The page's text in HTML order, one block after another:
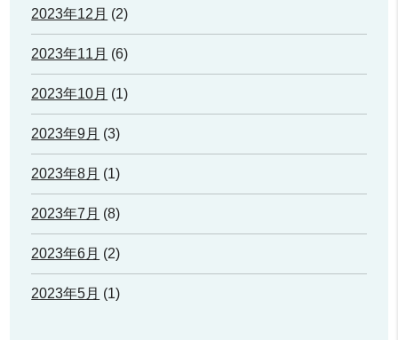
2023年12月 (2)
2023年11月 (6)
2023年10月 (1)
2023年9月 (3)
2023年8月 (1)
2023年7月 (8)
2023年6月 (2)
2023年5月 (1)